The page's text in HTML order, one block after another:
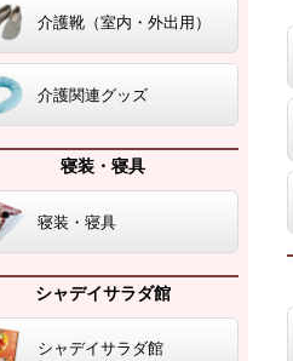
介護靴（室内・外出用）
介護関連グッズ
寝装・寝具
寝装・寝具
シャデイサラダ館
シャデイサラダ館